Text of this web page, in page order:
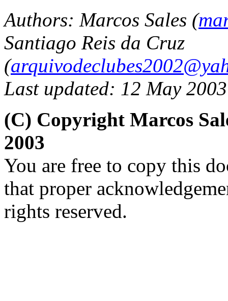
Authors: Marcos Sales (
Santiago Reis da Cruz
(
Last updated: 12 May 2003
(C) Copyright Marcos
2003
You are free to copy this
that proper
rights reserved.